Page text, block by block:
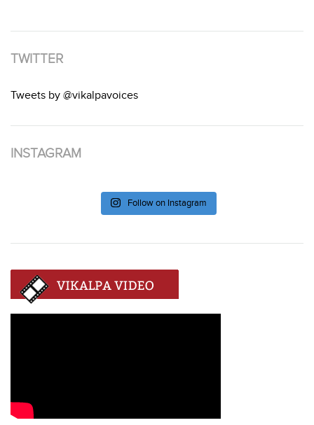
TWITTER
Tweets by @vikalpavoices
INSTAGRAM
Follow on Instagram